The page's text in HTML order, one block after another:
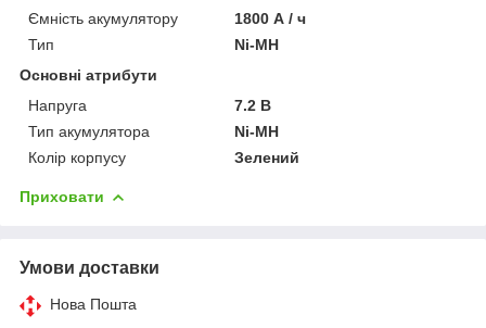
Ємність акумулятору
1800 А / ч
Тип
Ni-MH
Основні атрибути
Напруга
7.2 В
Тип акумулятора
Ni-MH
Колір корпусу
Зелений
Приховати
Умови доставки
Нова Пошта